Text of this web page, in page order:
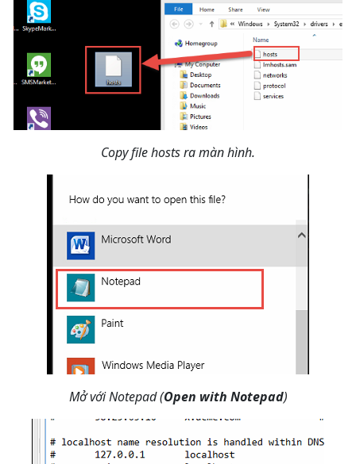
Copy file hosts ra màn hình.
Mở với Notepad (Open with Notepad)